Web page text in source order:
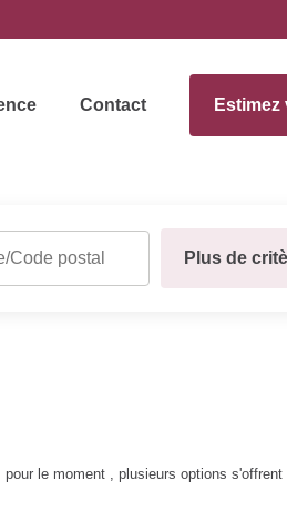
Contact Estimez
Plus de
le moment , plusieurs options s'offrent